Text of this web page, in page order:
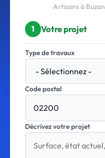
Artisans à
1 Votre projet
Type de travaux
Code postal
Décrivez votre projet